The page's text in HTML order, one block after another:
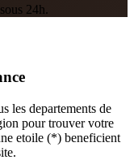
24h.
les departements de
pour trouver votre
etoile (*) beneficient